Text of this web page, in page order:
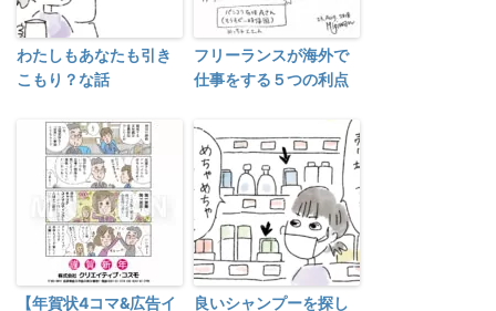
わたしもあなたも引き
こもり？な話
フリーランスが海外で
仕事をする５つの利点
【年賀状4コマ&広告イ
良いシャンプーを探し